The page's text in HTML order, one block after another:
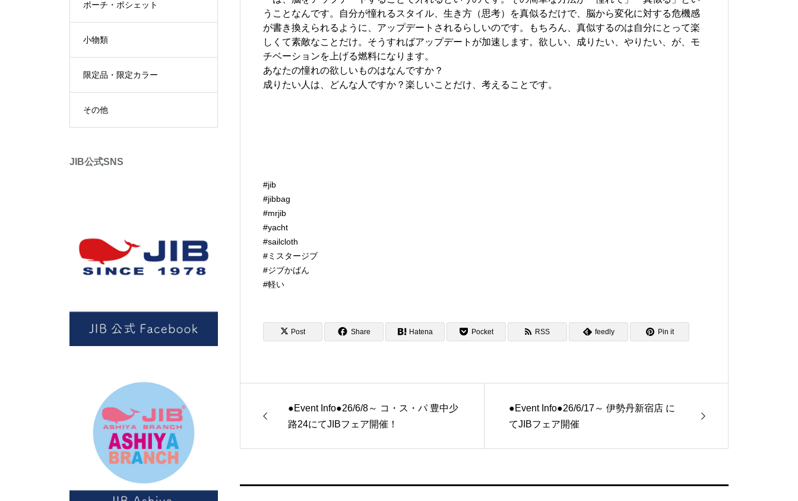
うことなんです。自分が憧れるスタイル、生き方（思考）を真似るだけで、脳から変化に対する危機感
が書き換えられるように、アップデートされるらしいのです。もちろん、真似するのは自分にとって楽
しくて素敵なことだけ。そうすればアップデートが加速します。欲しい、成りたい、やりたい、が、モ
チベーションを上げる燃料になります。
あなたの憧れの欲しいものはなんですか？
成りたい人は、どんな人ですか？楽しいことだけ、考えることです。
#jib
#jibbag
#mrjib
#yacht
#sailcloth
#ミスタージブ
#ジブかばん
#軽い
Post Share Hatena Pocket RSS feedly Pin it
●Event Info●26/6/8～ コ・ス・パ 豊中少
路24にてJIBフェア開催！
●Event Info●26/6/17～ 伊勢丹新宿店 に
てJIBフェア開催
ポーチ・ポシェット
小物類
限定品・限定カラー
その他
JIB公式SNS